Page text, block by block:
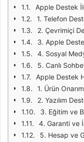
Apple Destek
1. Telefon
2. Çevrimiçi
3. Apple
4. Sosyal
5. Canlı
Apple Destek
1. Ürün
2. Yazılım
3. Eğitim ve
4. Garanti ve
5. Hesap ve